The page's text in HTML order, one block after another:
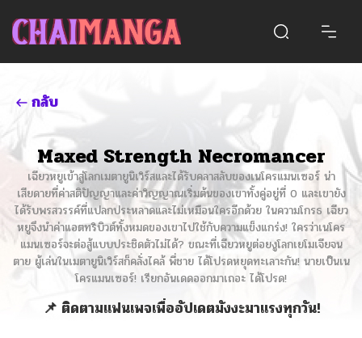
กลับ
Maxed Strength Necromancer
เฉียวหยูเข้าสู่โลกเมตายูนิเวิร์สและได้รับคลาสลับของเนโครแมนเซอร์ น่า
เสียดายที่ค่าสติปัญญาและค่าวิญญาณเริ่มต้นของเขาทั้งคู่อยู่ที่ 0 และเขายัง
ได้รับพรสวรรค์ที่แปลกประหลาดและไม่เหมือนใครอีกด้วย ในความโกรธ เฉียว
หยูจึงนำค่าแอตทริบิวต์ทั้งหมดของเขาไปใช้กับความแข็งแกร่ง! ใครว่าเนโคร
แมนเซอร์จะต่อสู้แบบประชิดตัวไม่ได้? ขณะที่เฉียวหยูต่อยงูโลกเยโมเจียจน
ตาย ผู้เล่นในเมตายูนิเวิร์สก็คลั่งไคล้ พี่ชาย ได้โปรดหยุดทะเลาะกัน! นายเป็นเน
โครแมนเซอร์! เรียกอันเดดออกมาเถอะ ได้โปรด!
📌 ติดตามแฟนเพจเพื่ออัปเดตมังงะมาแรงทุกวัน!